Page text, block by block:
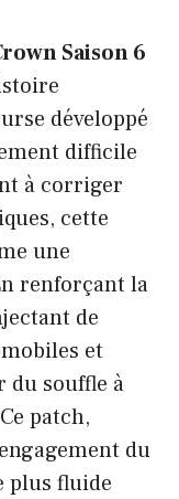
Saison 6
développé
difficile
à corriger
cette
une
renforçant la
de
et
du souffle à
patch,
du
plus fluide